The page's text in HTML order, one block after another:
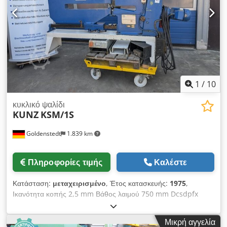
εγγύηση. Dcedezibtnjpfx Abfek
1 / 10
Goldenstedt 1.839 km
κυκλικό ψαλίδι
KUNZ KSM/1S
Πληροφορίες τιμής Καλέστε
Κατάσταση: μεταχειρισμένο, Έτος κατασκευής: 1975,
Ικανότητα κοπής 2,5 mm Βάθος λαιμού 750 mm Dcsdpfx
Abjzfaylsfjk Μέγιστη διάμετρος δίσκων περ. 1500 mm Βάρος
μηχανήματος περ. 800 kg Συμπεριλαμβάνεται 1 σετ
Μικρή αγγελία